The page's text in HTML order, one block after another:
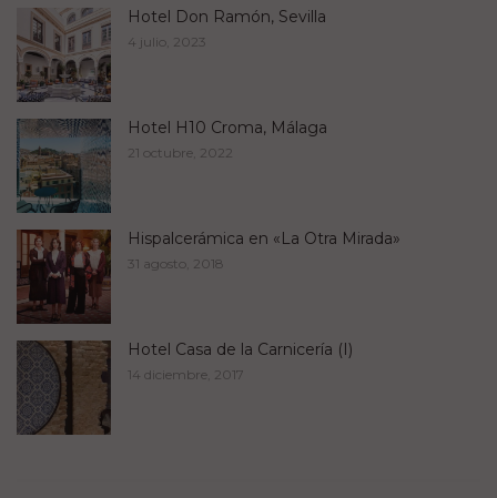
Hotel Don Ramón, Sevilla
4 julio, 2023
Hotel H10 Croma, Málaga
21 octubre, 2022
Hispalcerámica en «La Otra Mirada»
31 agosto, 2018
Hotel Casa de la Carnicería (I)
14 diciembre, 2017